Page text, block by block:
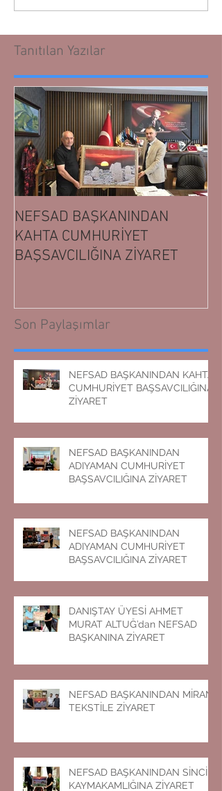
Tanıtılan Yazılar
NEFSAD BAŞKANINDAN
KAHTA CUMHURİYET
BAŞSAVCILIĞINA ZİYARET
Son Paylaşımlar
NEFSAD BAŞKANINDAN KAHTA
CUMHURİYET BAŞSAVCILIĞINA
ZİYARET
NEFSAD BAŞKANINDAN
ADIYAMAN CUMHURİYET
BAŞSAVCILIĞINA ZİYARET
NEFSAD BAŞKANINDAN
ADIYAMAN CUMHURİYET
BAŞSAVCILIĞINA ZİYARET
DANIŞTAY ÜYESİ AHMET
MURAT ALTUĞ’dan NEFSAD
BAŞKANINA ZİYARET
NEFSAD BAŞKANINDAN MİRAN
TEKSTİLE ZİYARET
NEFSAD BAŞKANINDAN SİNCİK
KAYMAKAMLIĞINA ZİYARET